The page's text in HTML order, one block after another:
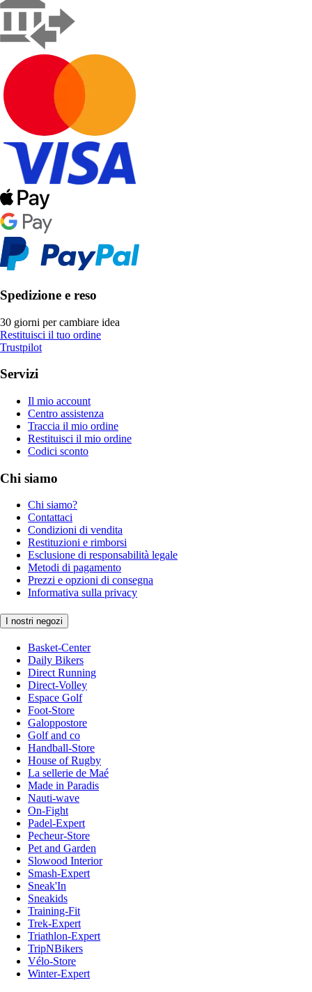
Spedizione e reso
30 giorni per cambiare idea
Restituisci il tuo ordine
Trustpilot
Servizi
Il mio account
Centro assistenza
Traccia il mio ordine
Restituisci il mio ordine
Codici sconto
Chi siamo
Chi siamo?
Contattaci
Condizioni di vendita
Restituzioni e rimborsi
Esclusione di responsabilità legale
Metodi di pagamento
Prezzi e opzioni di consegna
Informativa sulla privacy
I nostri negozi
Basket-Center
Daily Bikers
Direct Running
Direct-Volley
Espace Golf
Foot-Store
Galoppostore
Golf and co
Handball-Store
House of Rugby
La sellerie de Maé
Made in Paradis
Nauti-wave
On-Fight
Padel-Expert
Pecheur-Store
Pet and Garden
Slowood Interior
Smash-Expert
Sneak'In
Sneakids
Training-Fit
Trek-Expert
Triathlon-Expert
TripNBikers
Vélo-Store
Winter-Expert